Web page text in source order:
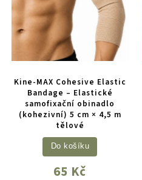
Kine-MAX Cohesive Elastic
Bandage – Elastické
samofixační obinadlo
(kohezivní) 5 cm × 4,5 m
tělové
65 Kč
Do košíku